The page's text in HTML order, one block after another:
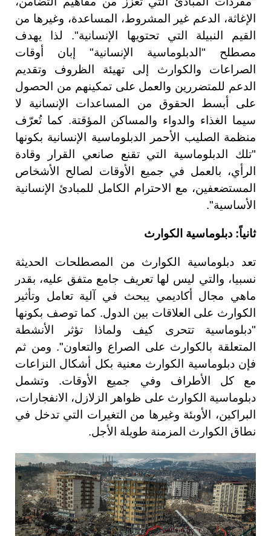
الإغاثة، الدعم غير المشروط، المساعدة، وغيرها من
القيم النبيلة التي تحتويها الإنسانية". لذا يهدف
مصطلح "الدبلوماسية الإنسانية" إبان أوقات
الصراعات والكوارث إلى تهيئة الظروف وتقديم
الدعم للمتضررين والعمل على تمكينهم من الحصول
على أبسط الحقوق من المساعدات الإنسانية لا
سيما الغذاء والدواء والمساكن المؤقتة. كما تُعرّف
منظمة الصليب الأحمر الدبلوماسية الإنسانية بكونها
"تلك الدبلوماسية التي تقنع صانعي القرار وقادة
الرأي، بالعمل في جميع الأوقات لصالح الأشخاص
المستضعفين، مع الاحترام الكامل للمبادئ الإنسانية
الأساسية".
ثانياً: دبلوماسية الكوارث
تعد دبلوماسية الكوارث من المصطلحات الحديثة
نسبيا، والتي ليس لها تعريف جامع متفق عليه، بقدر
ماهي مجال أكاديمي يبحث في آلية تعامل وتأثير
الكوارث على العلاقات بين الدول. كما توصف بكونها
"دبلوماسية تتحرى كيف ولماذا تؤثر الأنشطة
المتعلقة بالكوارث على الصراع والتعاون". ومن ثم
فإن دبلوماسية الكوارث معنية بكل أشكال النزاعات
مع كل الأطراف وفي جميع الأوقات. وتشمل
دبلوماسية الكوارث على ظواهر الزلازل، الانفجارات،
البراكين، الأوبئة وغيرها من التغيرات التي تدخل في
نطاق الكوارث المزمنة طويلة الأجل.